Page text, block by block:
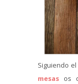
Siguiendo
mesas os